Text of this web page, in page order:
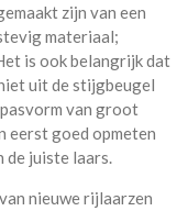
zijn van een
materiaal;
is ook belangrijk dat
uit de stijgbeugel
van groot
eerst goed opmeten
de juiste laars.
nieuwe rijlaarzen